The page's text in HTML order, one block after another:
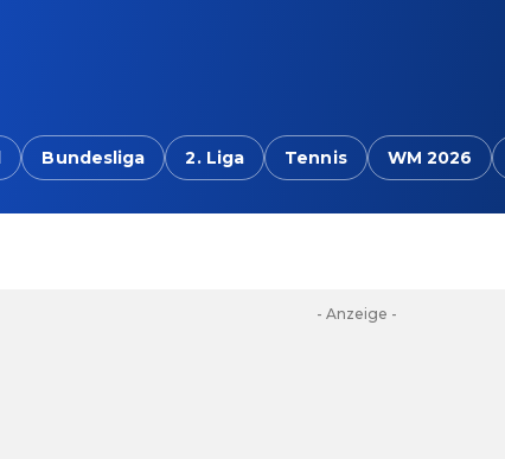
Bundesliga 2. Liga Tennis WM 2026
- Anzeige -